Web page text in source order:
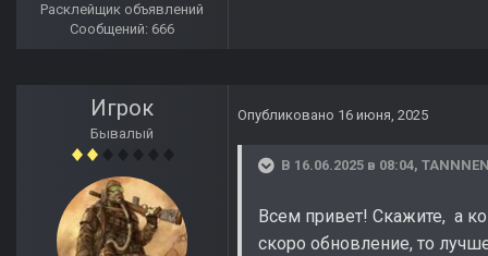
Расклейщик объявлений
Сообщений: 666
Игрок
Бывалый
Опубликовано 16 июня, 2025
В 16.06.2025 в 08:04,
Всем привет! Скажите, а
скоро обновление, то